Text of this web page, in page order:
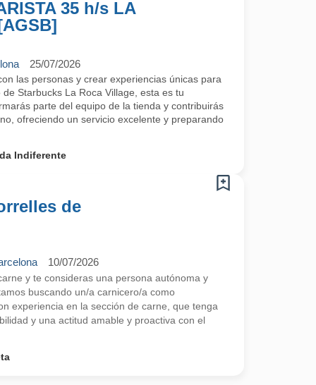
35 h/s LA
25/07/2026
las personas y crear experiencias únicas para
Starbucks La Roca Village, esta es tu
parte del equipo de la tienda y contribuirás
ofreciendo un servicio excelente y preparando
Indiferente
de
10/07/2026
y te consideras una persona autónoma y
buscando un/a carnicero/a como
experiencia en la sección de carne, que tenga
y una actitud amable y proactiva con el